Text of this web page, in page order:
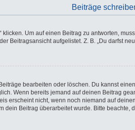
Beiträge
Um auf einen Beitrag zu antworten,
aufgelistet. Z. B. „Du darfst
bearbeiten oder löschen. Du kannst
Wenn bereits jemand auf deinen Beitrag
erscheint nicht, wenn noch niemand auf
Beitrag überarbeitet wurde. Bitte